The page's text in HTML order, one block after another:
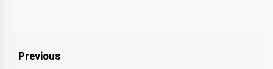
Navigazione
Previous